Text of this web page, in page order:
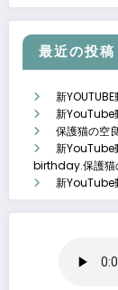
最近の投稿
新
新YouTube
保護猫の空
新
birthday.保護猫
新